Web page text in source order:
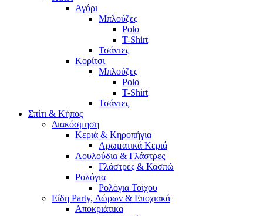
Αγόρι
Μπλούζες
Polo
T-Shirt
Τσάντες
Κορίτσι
Μπλούζες
Polo
T-Shirt
Τσάντες
Σπίτι & Κήπος
Διακόσμηση
Κεριά & Κηροπήγια
Αρωματικά Κεριά
Λουλούδια & Γλάστρες
Γλάστρες & Κασπώ
Ρολόγια
Ρολόγια Τοίχου
Είδη Party, Δώρων & Εποχιακά
Αποκριάτικα